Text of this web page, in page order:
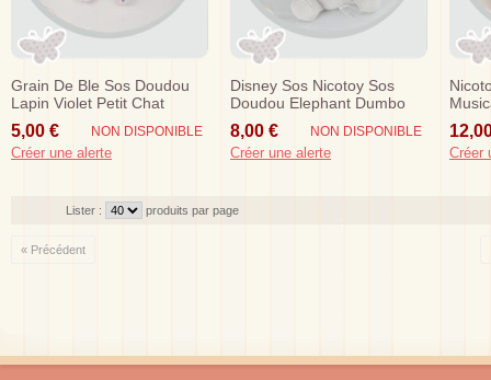
Grain De Ble Sos Doudou
Lapin Violet Petit Chat
5,00 € NON DISPONIBLE
Créer une alerte
Disney Sos Nicotoy Sos
Doudou Elephant Dumbo
Gris Hochet
8,00 € NON DISPONIBLE
Créer une alerte Créer
Lister : produits par page
« Précédent